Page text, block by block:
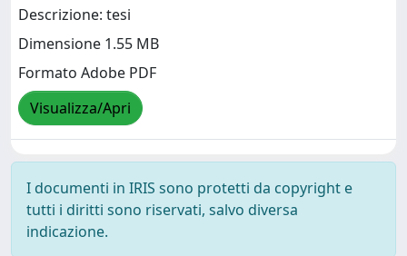
Descrizione: tesi
Dimensione 1.55 MB
Formato Adobe PDF
Visualizza/Apri
I documenti in IRIS sono protetti da copyright e
tutti i diritti sono riservati, salvo diversa
indicazione.